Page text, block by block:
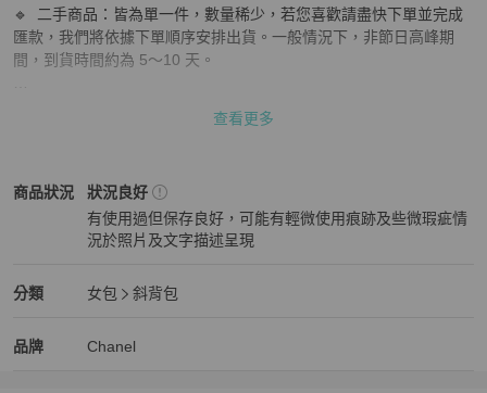
🔹  二手商品：皆為單一件，數量稀少，若您喜歡請盡快下單並完成
匯款，我們將依據下單順序安排出貨。一般情況下，非節日高峰期
間，到貨時間約為 5～10 天。
適，感謝您的理解與配合！🙏
📄  並附有 全球通用AI鑑定報告，歡迎隨時洽詢！
⚠️  注意事項：除商品真偽問題外，一般情況下恕不接受退貨，敬請
查看更多
商品狀況
Chanel女包商品狀態與細節
狀況良好
有使用過但保存良好，可能有輕微使用痕跡及些微瑕疵情
況於照片及文字描述呈現
分類
Chanel 女包分類資訊
女包
斜背包
品牌
Chanel 精品女包品牌介紹
Chanel
Chanel 推薦清單